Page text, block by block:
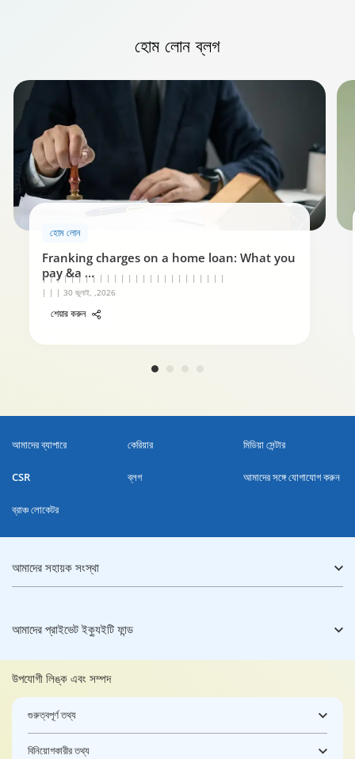
হোম লোনব্লগ
হোম লোন
Franking charges on a home loan: What you
pay &a ...
| | | | | | | | | | | | | | | | | | | | | | | | | |
| | | 30 জুলাই, ,2026
শেয়ার করুন
আমাদের ব্যাপারে কেরিয়ার মিডিয়া সেন্টার
CSR ব্লগ আমাদের সঙ্গে যোগাযোগ করুন
ব্রাঞ্চ লোকেটর
আমাদের সহায়ক সংস্থা
আমাদের প্রাইভেট ইক্যুইটি ফান্ড
উপযোগী লিঙ্ক এবং সম্পদ
গুরুত্বপূর্ণ তথ্য
বিনিয়োগকারীর তথ্য